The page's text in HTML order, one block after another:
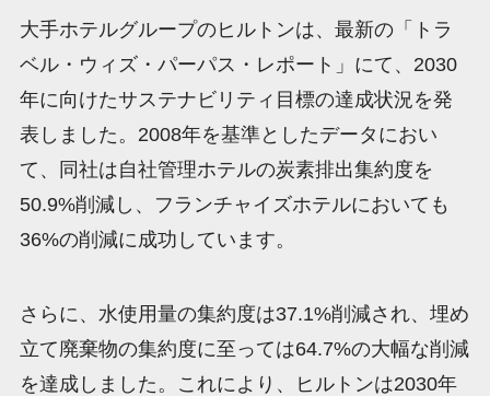
大手ホテルグループのヒルトンは、最新の「トラ
ベル・ウィズ・パーパス・レポート」にて、2030
年に向けたサステナビリティ目標の達成状況を発
表しました。2008年を基準としたデータにおい
て、同社は自社管理ホテルの炭素排出集約度を
50.9%削減し、フランチャイズホテルにおいても
36%の削減に成功しています。
さらに、水使用量の集約度は37.1%削減され、埋め
立て廃棄物の集約度に至っては64.7%の大幅な削減
を達成しました。これにより、ヒルトンは2030年